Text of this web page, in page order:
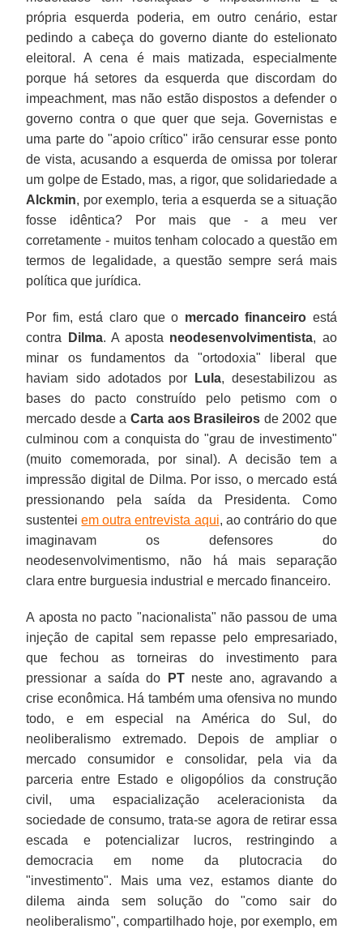
própria esquerda poderia, em outro cenário, estar
pedindo a cabeça do governo diante do estelionato
eleitoral. A cena é mais matizada, especialmente
porque há setores da esquerda que discordam do
impeachment, mas não estão dispostos a defender o
governo contra o que quer que seja. Governistas e
uma parte do "apoio crítico" irão censurar esse ponto
de vista, acusando a esquerda de omissa por tolerar
um golpe de Estado, mas, a rigor, que solidariedade a
Alckmin, por exemplo, teria a esquerda se a situação
fosse idêntica? Por mais que - a meu ver
corretamente - muitos tenham colocado a questão em
termos de legalidade, a questão sempre será mais
política que jurídica.
Por fim, está claro que o mercado financeiro está
contra Dilma. A aposta neodesenvolvimentista, ao
minar os fundamentos da "ortodoxia" liberal que
haviam sido adotados por Lula, desestabilizou as
bases do pacto construído pelo petismo com o
mercado desde a Carta aos Brasileiros de 2002 que
culminou com a conquista do "grau de investimento"
(muito comemorada, por sinal). A decisão tem a
impressão digital de Dilma. Por isso, o mercado está
pressionando pela saída da Presidenta. Como
sustenteiem outra entrevista aqui, ao contrário do que
imaginavam os defensores do
neodesenvolvimentismo, não há mais separação
clara entre burguesia industrial e mercado financeiro.
A aposta no pacto "nacionalista" não passou de uma
injeção de capital sem repasse pelo empresariado,
que fechou as torneiras do investimento para
pressionar a saída do
PTneste ano, agravando a
crise econômica. Há também uma ofensiva no mundo
todo, e em especial na América do Sul, do
neoliberalismo extremado. Depois de ampliar o
mercado consumidor e consolidar, pela via da
parceria entre Estado e oligopólios da construção
civil, uma espacialização aceleracionista da
sociedade de consumo, trata-se agora de retirar essa
escada e potencializar lucros, restringindo a
democracia em nome da plutocracia do
"investimento". Mais uma vez, estamos diante do
dilema ainda sem solução do "como sair do
neoliberalismo", compartilhado hoje, por exemplo, em